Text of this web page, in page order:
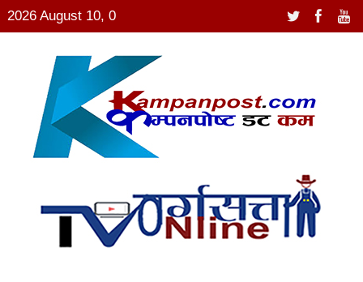
2026 August 10, 0